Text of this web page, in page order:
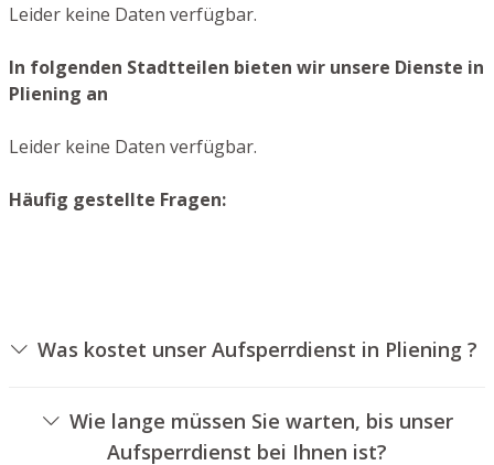
Leider keine Daten verfügbar.
In folgenden Stadtteilen bieten wir unsere Dienste in
Pliening an
Leider keine Daten verfügbar.
Häufig gestellte Fragen:
Was kostet unser Aufsperrdienst in Pliening ?
hängen von unterschiedlichen Faktoren ab, wie zum
Beispiel der Ausführung des Zylinders, der Dauer der
Wie lange müssen Sie warten, bis unser
Aufsperrdienst bei Ihnen ist?